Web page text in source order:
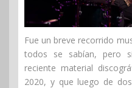
Fue un breve recorrido
todos se sabían, pero
reciente material
2020, y que luego de